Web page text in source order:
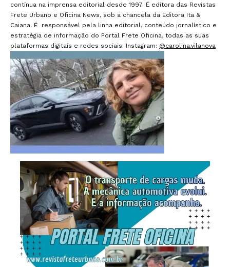
contínua na imprensa editorial desde 1997. É editora das Revistas
Frete Urbano e Oficina News, sob a chancela da Editora Ita &
Caiana. É responsável pela linha editorial, conteúdo jornalístico e
estratégia de informação do Portal Frete Oficina, todas as suas
plataformas digitais e redes sociais. Instagram: @carolina.vilanova